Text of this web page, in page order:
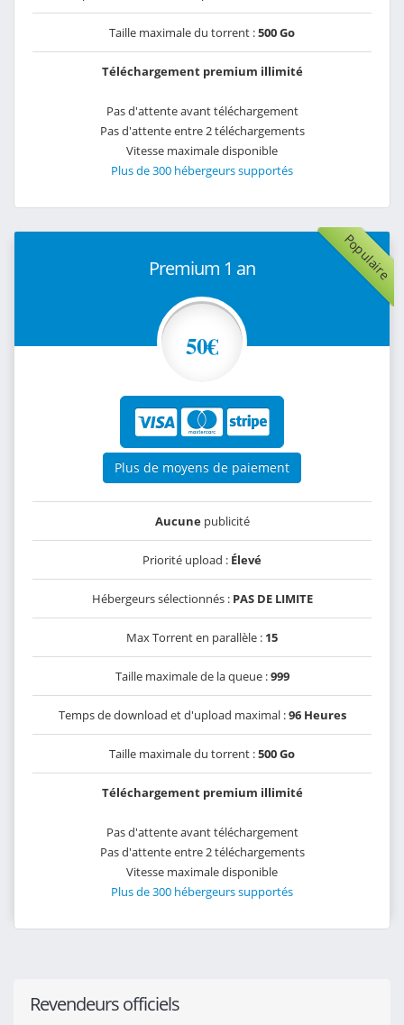
Taille maximale du torrent :500 Go
Téléchargement premium illimité
Pas d'attente avant téléchargement
Pas d'attente entre 2 téléchargements
Vitesse maximale disponible
Plus de 300 hébergeurs supportés
Populaire
Premium 1 an
50€
Plus de moyens de paiement
Aucunepublicité
Priorité upload : Élevé
Hébergeurs sélectionnés : PAS DE LIMITE
Max Torrent en parallèle : 15
Taille maximale de la queue :999
Temps de download et d'upload maximal :96 Heures
Taille maximale du torrent :500 Go
Téléchargement premium illimité
Pas d'attente avant téléchargement
Pas d'attente entre 2 téléchargements
Vitesse maximale disponible
Plus de 300 hébergeurs supportés
Revendeurs officiels